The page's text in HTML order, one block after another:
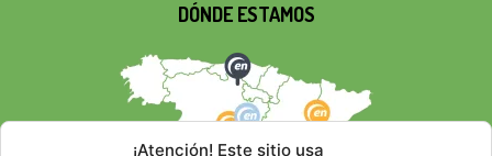
¡Atención! Este sitio usa
DÓNDE ESTAMOS